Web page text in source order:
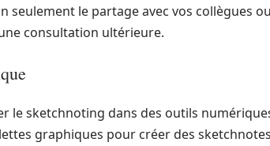
seulement le partage avec vos collègues
consultation ultérieure.
le sketchnoting dans des outils
graphiques pour créer des